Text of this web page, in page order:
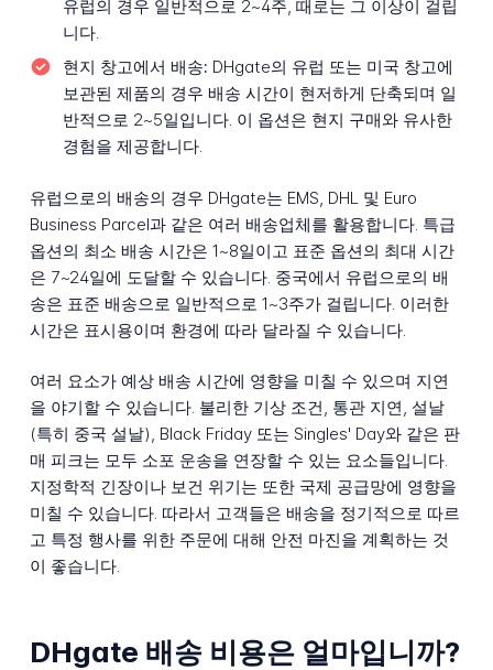
유럽의 경우 일반적으로 2~4주, 때로는 그 이상이 걸립
니다.
현지 창고에서 배송: DHgate의 유럽 또는 미국 창고에
보관된 제품의 경우 배송 시간이 현저하게 단축되며 일
반적으로 2~5일입니다. 이 옵션은 현지 구매와 유사한
경험을 제공합니다.
유럽으로의 배송의 경우 DHgate는 EMS, DHL 및 Euro
Business Parcel과 같은 여러 배송업체를 활용합니다. 특급
옵션의 최소 배송 시간은 1~8일이고 표준 옵션의 최대 시간
은 7~24일에 도달할 수 있습니다. 중국에서 유럽으로의 배
송은 표준 배송으로 일반적으로 1~3주가 걸립니다. 이러한
시간은 표시용이며 환경에 따라 달라질 수 있습니다.
여러 요소가 예상 배송 시간에 영향을 미칠 수 있으며 지연
을 야기할 수 있습니다. 불리한 기상 조건, 통관 지연, 설날
(특히 중국 설날), Black Friday 또는 Singles' Day와 같은 판
매 피크는 모두 소포 운송을 연장할 수 있는 요소들입니다.
지정학적 긴장이나 보건 위기는 또한 국제 공급망에 영향을
미칠 수 있습니다. 따라서 고객들은 배송을 정기적으로 따르
고 특정 행사를 위한 주문에 대해 안전 마진을 계획하는 것
이 좋습니다.
DHgate 배송 비용은 얼마입니까?